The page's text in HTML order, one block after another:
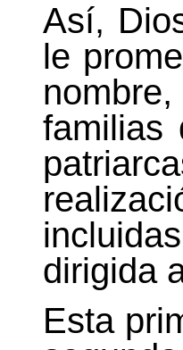
Así,
le
familias
dirigida
Esta